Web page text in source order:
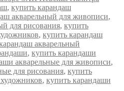
, купить карандаш
акварельный для живописи,
для рисования, купить
, купить карандаш
акварельный
, купить карандаши
акварельные для живописи,
для рисования, купить
, купить карандаши